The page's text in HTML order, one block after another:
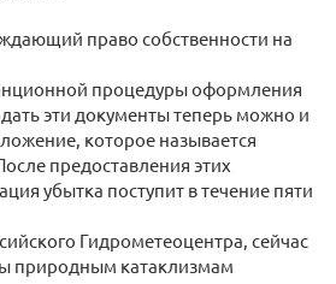
право собственности на
процедуры оформления
эти документы теперь можно и
которое называется
предоставления этих
убытка поступит в течение пяти
Гидрометеоцентра, сейчас
природным катаклизмам